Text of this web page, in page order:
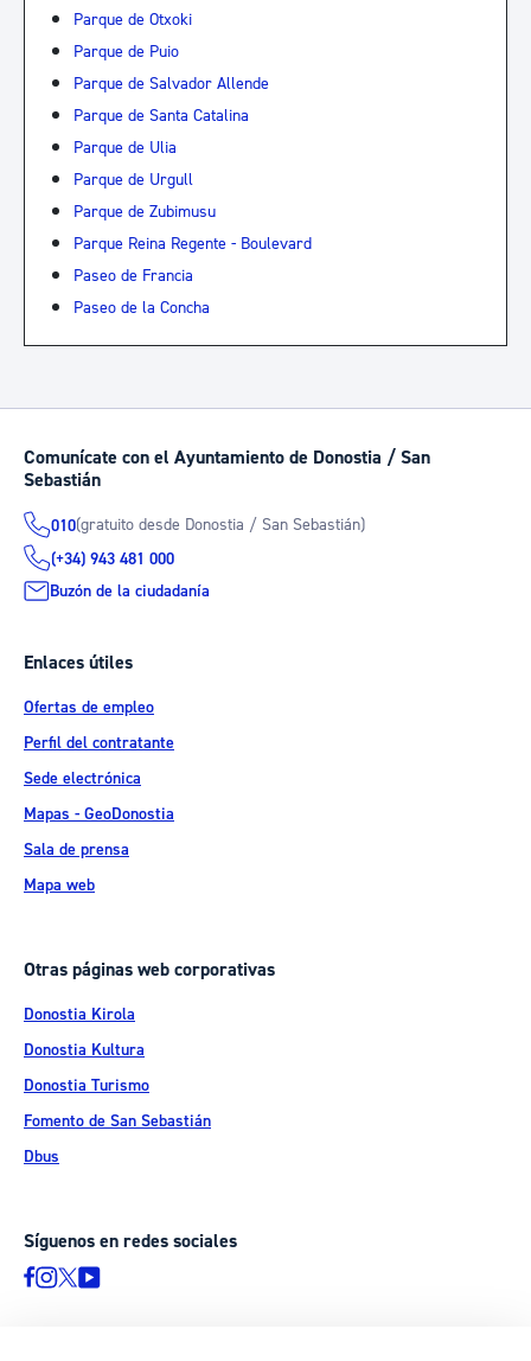
Parque de Otxoki
Parque de Puio
Parque de Salvador Allende
Parque de Santa Catalina
Parque de Ulia
Parque de Urgull
Parque de Zubimusu
Parque Reina Regente - Boulevard
Paseo de Francia
Paseo de la Concha
Comunícate con el Ayuntamiento de Donostia / San
Sebastián
010(gratuito desde Donostia / San Sebastián)
(+34) 943 481 000
Buzón de la ciudadanía
Enlaces útiles
Ofertas de empleo
Perfil del contratante
Sede electrónica
Mapas - GeoDonostia
Sala de prensa
Mapa web
Otras páginas web corporativas
Donostia Kirola
Donostia Kultura
Donostia Turismo
Fomento de San Sebastián
Dbus
Síguenos en redes sociales